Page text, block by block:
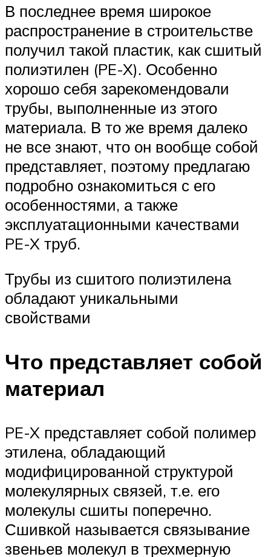
В последнее время широкое
распространение в строительстве
получил такой пластик, как сшитый
полиэтилен (PE-X). Особенно
хорошо себя зарекомендовали
трубы, выполненные из этого
материала. В то же время далеко
не все знают, что он вообще собой
представляет, поэтому предлагаю
подробно ознакомиться с его
особенностями, а также
эксплуатационными качествами
PE-X труб.
Трубы из сшитого полиэтилена
обладают уникальными
свойствами
Что представляет собой
материал
PE-X представляет собой полимер
этилена, обладающий
модифицированной структурой
молекулярных связей, т.е. его
молекулы сшиты поперечно.
Сшивкой называется связывание
звеньев молекул в трехмерную